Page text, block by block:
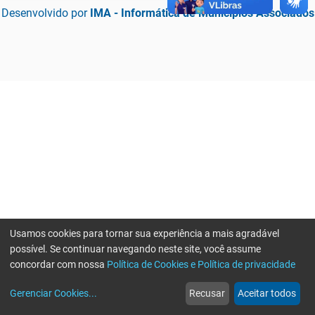
Desenvolvido por IMA - Informática de Municípios Associados
web
Notícias
more_horiz
Mais
Usamos cookies para tornar sua experiência a mais agradável
possível. Se continuar navegando neste site, você assume
concordar com nossa Política de Cookies e Política de privacidade
Gerenciar Cookies... Recusar Aceitar todos
Erro ao enviar informações, por favor tente novamente